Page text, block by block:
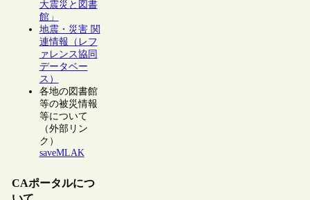
大震災と図書
館」
地震・災害 関
連情報（レフ
ァレンス協同
データベー
ス）
各地の図書館
等の被災情報
等について
（外部リン
ク）
saveMLAK
CAポータルにつ